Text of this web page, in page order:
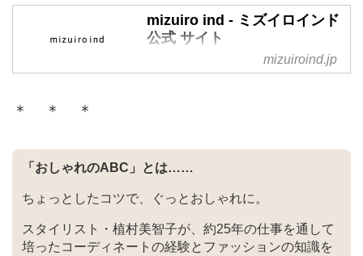
Japanese Tradを提案。
mizuiro ind - ミズイロインド
公式 サイト
mizuiro ind- ミズイロインド 公式
Japanese Tradを提案する「ミズ
イロインド」。
mizuiroind.jp
＊ ＊ ＊
「おしゃれのABC」とは……
ちょっとしたコツで、ぐっとおしゃれに。
スタイリスト・植村美智子が、約25年の仕事を通して
培ったコーディネートの経験とファッションの知識を